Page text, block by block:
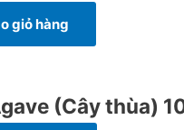
giỏ hàng
(Cây thùa)